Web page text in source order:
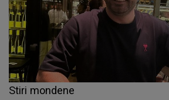
Stiri mondene